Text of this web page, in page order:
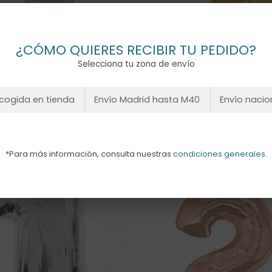
NÚMERO OLIVA
GLOBO NÚMERO ORO
¿CÓMO QUIERES RECIBIR TU PEDIDO?
Selecciona tu zona de envío
en tienda Envío Madrid hasta M40 Envío
*Para más información, consulta nuestras condiciones generales.